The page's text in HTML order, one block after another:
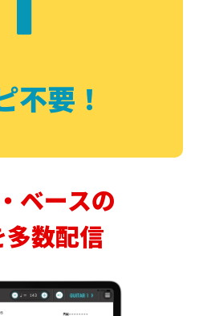
不要！
ベースの
数配信